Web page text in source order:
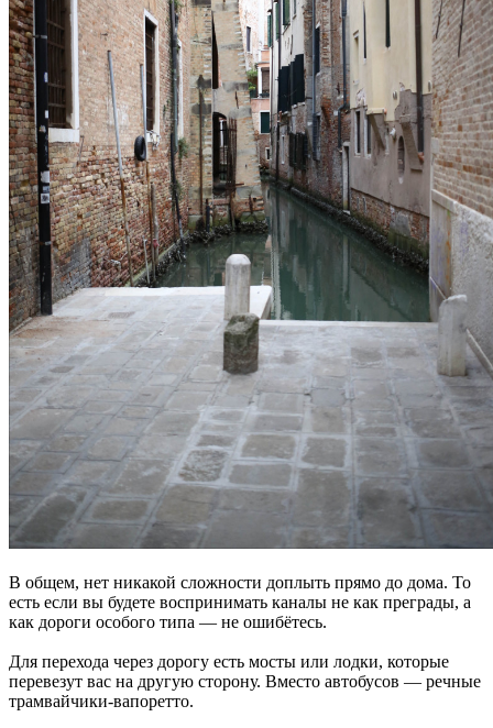
В общем, нет никакой сложности доплыть прямо до дома. То
есть если вы будете воспринимать каналы не как преграды, а
как дороги особого типа — не ошибётесь.
Для перехода через дорогу есть мосты или лодки, которые
перевезут вас на другую сторону. Вместо автобусов — речные
трамвайчики-вапоретто.